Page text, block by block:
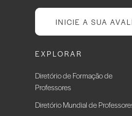
INICIE A SUA
EXPLORAR
Diretório de Formação de
Professores
Diretório Mundial de